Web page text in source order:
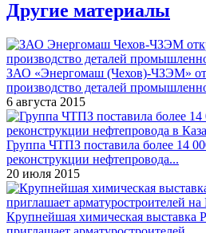
Другие материалы
ЗАО «Энергомаш (Чехов)-ЧЗЭМ»
производство деталей
6 августа 2015
Группа ЧТПЗ поставила более 14
реконструкции нефтепровода...
20 июля 2015
Крупнейшая химическая выставка